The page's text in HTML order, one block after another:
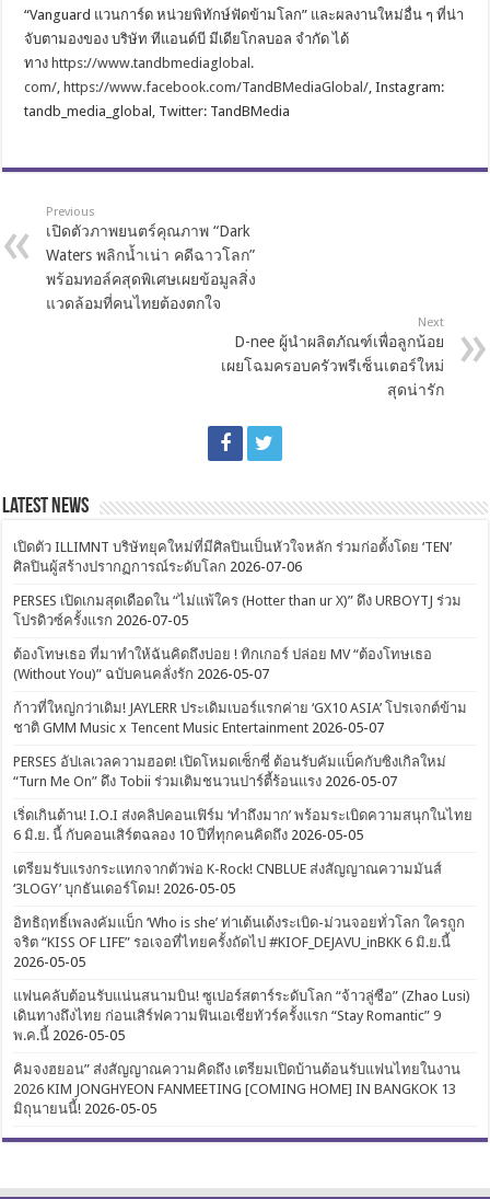
“Vanguard แวนการ์ด หน่วยพิทักษ์ฟัดข้ามโลก” และผลงานใหม่อื่น ๆ ที่น่า
จับตามองของ บริษัท ทีแอนด์บี มีเดียโกลบอล จำกัด ได้
ทาง https://www.tandbmediaglobal.
com/ https://www.facebook.com/TandBMediaGlobal/ , Instagram:
tandb_media_global, Twitter: TandBMedia
Previous
เปิดตัวภาพยนตร์คุณภาพ “Dark
Waters พลิกน้ำเน่า คดีฉาวโลก”
พร้อมทอล์คสุดพิเศษเผยข้อมูลสิ่ง
แวดล้อมที่คนไทยต้องตกใจ
Next
D-nee ผู้นำผลิตภัณฑ์เพื่อลูกน้อย
เผยโฉมครอบครัวพรีเซ็นเตอร์ใหม่
สุดน่ารัก
Latest News
เปิดตัว ILLIMNT บริษัทยุคใหม่ที่มีศิลปินเป็นหัวใจหลัก ร่วมก่อตั้งโดย ‘TEN’
ศิลปินผู้สร้างปรากฏการณ์ระดับโลก 2026-07-06
PERSES เปิดเกมสุดเดือดใน “ไม่แพ้ใคร (Hotter than ur X)” ดึง URBOYTJ ร่วม
โปรดิวซ์ครั้งแรก 2026-07-05
ต้องโทษเธอ ที่มาทำให้ฉันคิดถึงบ่อย ! ทิกเกอร์ ปล่อย MV “ต้องโทษเธอ
(Without You)” ฉบับคนคลั่งรัก 2026-05-07
ก้าวที่ใหญ่กว่าเดิม! JAYLERR ประเดิมเบอร์แรกค่าย ‘GX10 ASIA’ โปรเจกต์ข้าม
ชาติ GMM Music x Tencent Music Entertainment 2026-05-07
PERSES อัปเลเวลความฮอต! เปิดโหมดเซ็กซี่ ต้อนรับคัมแบ็คกับซิงเกิลใหม่
“Turn Me On” ดึง Tobii ร่วมเติมชนวนปาร์ตี้ร้อนแรง 2026-05-07
เริ่ดเกินต้าน! I.O.I ส่งคลิปคอนเฟิร์ม ‘ทำถึงมาก’ พร้อมระเบิดความสนุกในไทย
6 มิ.ย. นี้ กับคอนเสิร์ตฉลอง 10 ปีที่ทุกคนคิดถึง 2026-05-05
เตรียมรับแรงกระแทกจากตัวพ่อ K-Rock! CNBLUE ส่งสัญญาณความมันส์
‘3LOGY’ บุกธันเดอร์โดม! 2026-05-05
อิทธิฤทธิ์เพลงคัมแบ็ก ‘Who is she’ ท่าเต้นเด้งระเบิด-ม่วนจอยทั่วโลก ใครถูก
จริต “KISS OF LIFE” รอเจอที่ไทยครั้งถัดไป #KIOF_DEJAVU_inBKK 6 มิ.ย.นี้
2026-05-05
แฟนคลับต้อนรับแน่นสนามบิน! ซูเปอร์สตาร์ระดับโลก “จ้าวลู่ซือ” (Zhao Lusi)
เดินทางถึงไทย ก่อนเสิร์ฟความฟินเอเชียทัวร์ครั้งแรก “Stay Romantic” 9
พ.ค.นี้ 2026-05-05
คิมจงฮยอน” ส่งสัญญาณความคิดถึง เตรียมเปิดบ้านต้อนรับแฟนไทยในงาน
2026 KIM JONGHYEON FANMEETING [COMING HOME] IN BANGKOK 13
มิถุนายนนี้! 2026-05-05